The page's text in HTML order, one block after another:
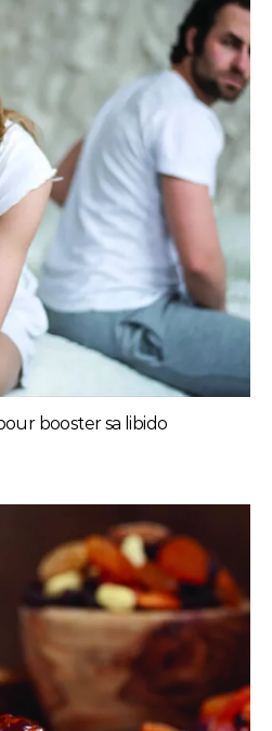
booster sa libido